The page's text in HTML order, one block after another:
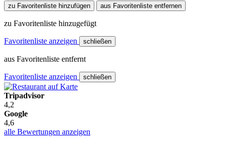
zu Favoritenliste hinzufügen aus Favoritenliste entfernen
zu Favoritenliste hinzugefügt
Favoritenliste anzeigen schließen
aus Favoritenliste entfernt
Favoritenliste anzeigen schließen
Tripadvisor
4,2
Google
4,6
alle Bewertungen anzeigen